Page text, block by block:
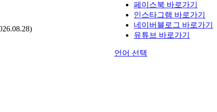
페이스북 바로가기
인스타그램 바로가기
네이버블로그 바로가기
유튜브 바로가기
언어 선택